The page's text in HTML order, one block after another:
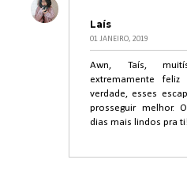
Laís
01 JANEIRO, 2019
Awn, Taís,
extremamente
verdade, esses
prosseguir melhor.
dias mais lindos pra